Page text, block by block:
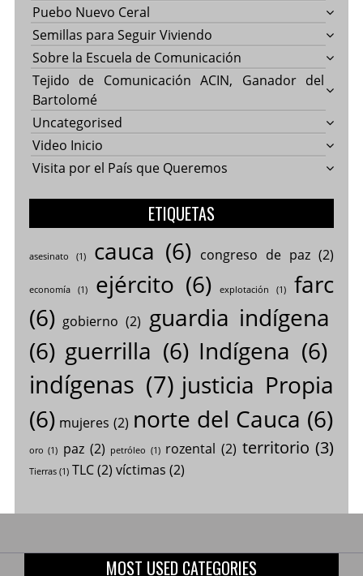
Puebo Nuevo Ceral
Semillas para Seguir Viviendo
Sobre la Escuela de Comunicación
Tejido de Comunicación ACIN, Ganador del
Bartolomé
Uncategorised
Video Inicio
Visita por el País que Queremos
ETIQUETAS
asesinato (1) cauca (6) congreso de paz(2)
economía(1) ejército (6) explotación (1)
farc
(6) gobierno (2) guardia indígena
(6) guerrilla (6) Indígena (6)
indígenas (7) justicia Propia
(6) mujeres (2) norte del Cauca (6)
oro (1) paz (2) petróleo (1) rozental (2) territorio (3)
Tierras(1) TLC(2) víctimas (2)
MOST USED CATEGORIES